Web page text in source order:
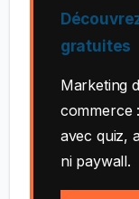
gratuites
Marketing
commerce
avec quiz,
ni paywall.